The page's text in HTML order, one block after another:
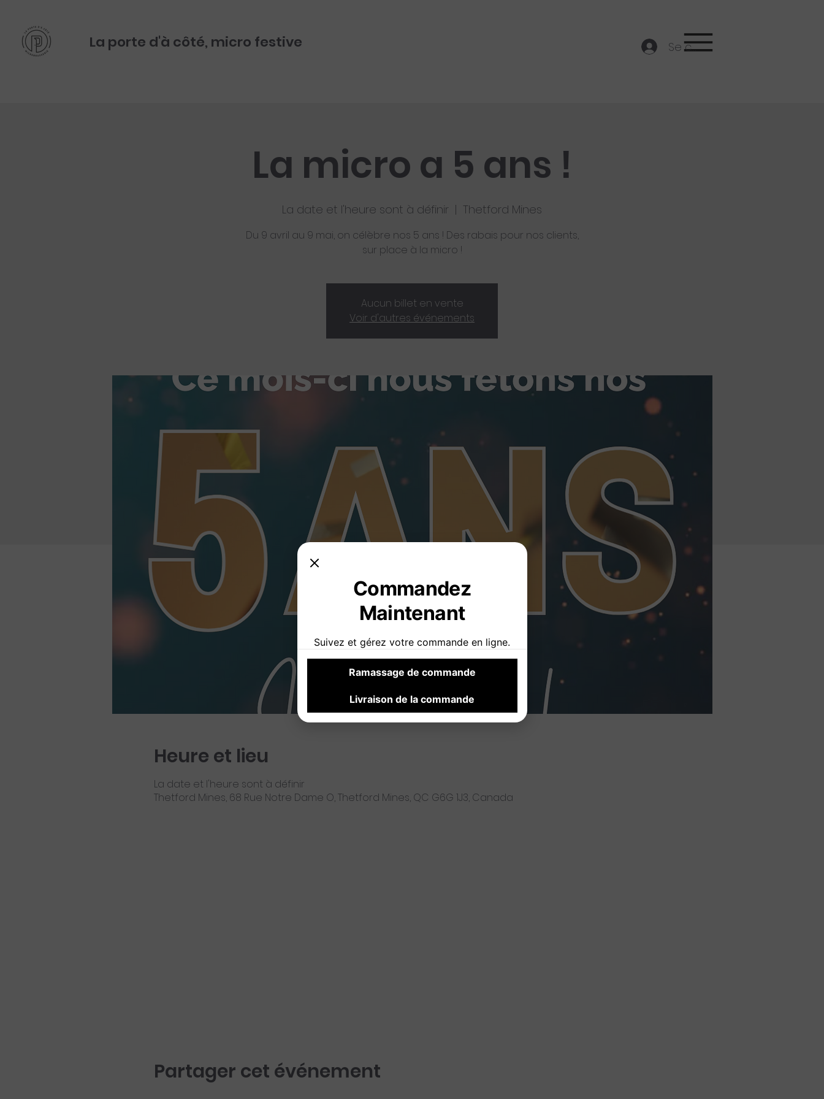
La porte d'à côté, micro festive Se connecter
La micro a 5 ans !
La date et l'heure sont à définir
  |
Thetford Mines
Du 9 avril au 9 mai, on célèbre nos 5 ans ! Des rabais pour nos clients,
sur place à la micro !
Aucun billet en vente
Voir d'autres événements
Heure et lieu
La date et l'heure sont à définir
Thetford Mines, 68 Rue Notre Dame O, Thetford Mines, QC G6G 1J3, Canada
Partager cet événement
Commandez
Maintenant
Suivez et gérez votre commande en ligne.
Ramassage de commande
Livraison de la commande